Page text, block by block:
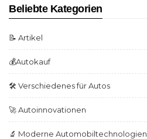
Beliebte Kategorien
📝 Artikel
💰Autokauf
🛠️ Verschiedenes für Autos
🚀 Autoinnovationen
🔬 Moderne Automobiltechnologien